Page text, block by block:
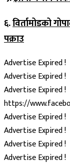
६.विर्तामोडको
पक्राउ
Advertise Expired !
Advertise Expired !
Advertise Expired !
https://
Advertise Expired !
Advertise Expired !
Advertise Expired !
Advertise Expired !